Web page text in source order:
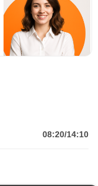
08:20/14:10